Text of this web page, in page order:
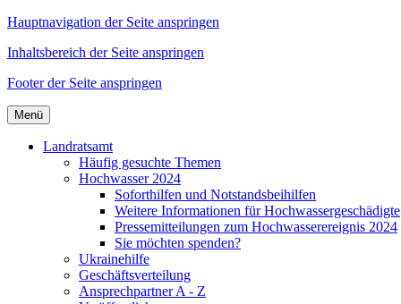
Hauptnavigation der Seite anspringen
Inhaltsbereich der Seite anspringen
Footer der Seite anspringen
Menü
Landratsamt
Häufig gesuchte Themen
Hochwasser 2024
Soforthilfen und Notstandsbeihilfen
Weitere Informationen für Hochwassergeschädigte
Pressemitteilungen zum Hochwasserereignis 2024
Sie möchten spenden?
Ukrainehilfe
Geschäftsverteilung
Ansprechpartner A - Z